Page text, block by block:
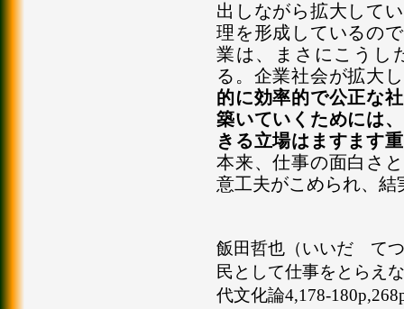
出しながら拡大して
理を形成しているの
業は、まさにこうし
る。企業社会が拡大
的に効率的で公正な
築いていくためには
きる立場はますます
本来、仕事の面白さ
意工夫がこめられ、
飯田哲也（いいだ てつ
民として仕事をとらえ
代文化論4,178-